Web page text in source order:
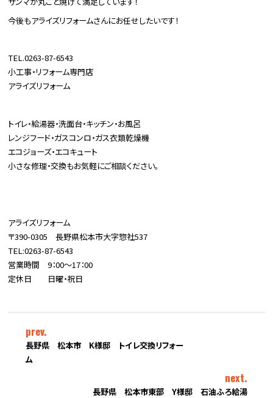
今後もアライズリフォームさんにお任せしたいです！
TEL.0263-87-6543
小工事・リフォーム専門店
アライズリフォーム
トイレ・給湯器・洗面台・キッチン・お風呂
レンジフード・ガスコンロ・ガス衣類乾燥機
エコジョーズ・エコキュート
小さな修理・交換もお気軽にご相談ください。
アライズリフォーム
〒390-0305 長野県松本市大字惣社537
TEL:0263-87-6543
営業時間 9：00～17：00
定休日 日曜・祝日
prev.
長野県 松本市 K様邸 トイレ交換リフォー
ム
next.
長野県 松本市東部 Y様邸 石油ふろ給湯